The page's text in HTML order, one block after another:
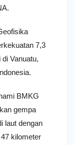
7,3
Vanuatu,
BMKG
gempa
laut dengan
kilometer